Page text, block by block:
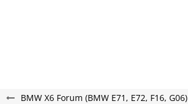
BMW X6 Forum (BMW E71, E72, F16, G06)